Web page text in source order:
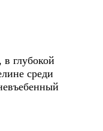
в глубокой
среди